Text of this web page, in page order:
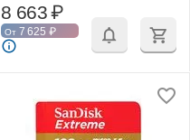
8 663₽
От 7 625 ₽